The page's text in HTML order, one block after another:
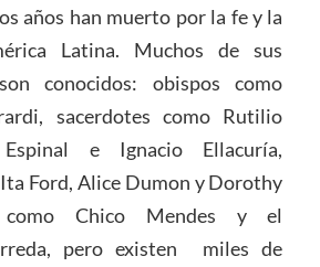
años han muerto por la fe y la
Latina. Muchos de sus
conocidos: obispos como
sacerdotes como Rutilio
e Ignacio Ellacuría,
Ford, Alice Dumon y Dorothy
como Chico Mendes y el
pero existen miles de